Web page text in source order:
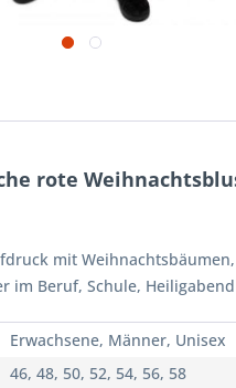
rote
mit
im Beruf, Schule,
Erwachsene, Männer, Unisex
46, 48, 50, 52, 54, 56, 58